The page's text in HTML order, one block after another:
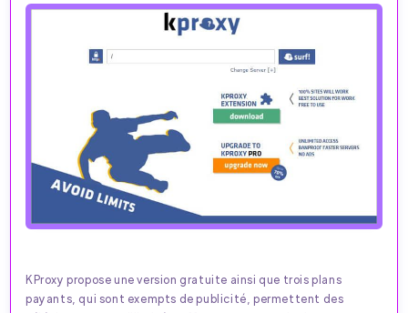
KProxy propose une version gratuite ainsi que trois plans
payants, qui sont exempts de publicité, permettent des